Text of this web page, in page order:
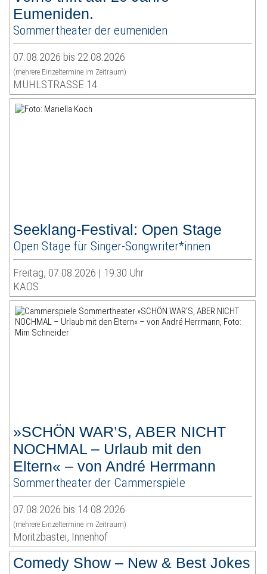
Eumeniden.
Sommertheater der eumeniden
07.08.2026 bis 22.08.2026
(mehrere Einzeltermine im Zeitraum)
MÜHLSTRASSE 14
Seeklang-Festival: Open Stage
Open Stage für Singer-Songwriter*innen
Freitag, 07.08.2026 | 19:30 Uhr
KAOS
»SCHÖN WAR’S, ABER NICHT
NOCHMAL – Urlaub mit den
Eltern« – von André Herrmann
Sommertheater der Cammerspiele
07.08.2026 bis 14.08.2026
(mehrere Einzeltermine im Zeitraum)
Moritzbastei, Innenhof
Comedy Show – New & Best Jokes